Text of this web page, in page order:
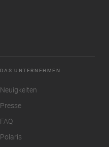
DAS UNTERNEHMEN
Neuigkeiten
Presse
FAQ
Polaris